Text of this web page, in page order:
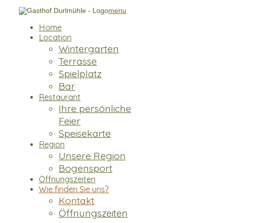
menu
Home
Location
Wintergarten
Terrasse
Spielplatz
Bar
Restaurant
Ihre persönliche
Feier
Speisekarte
Region
Unsere Region
Bogensport
Öffnungszeiten
Wie finden Sie uns?
Kontakt
Öffnungszeiten